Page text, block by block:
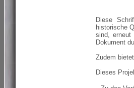
Diese
historische
sind,
Dokument
Zudem
Dieses